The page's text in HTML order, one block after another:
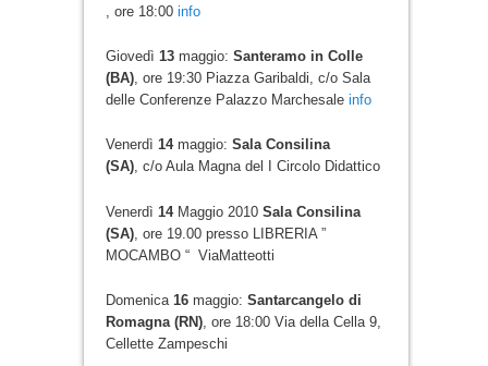
, ore 18:00 info
Giovedì 13maggio: Santeramo in Colle
(BA), ore 19:30 Piazza Garibaldi, c/o Sala
delle Conferenze Palazzo Marchesale info
Venerdì 14maggio: Sala Consilina
(SA), c/o Aula Magna del I Circolo Didattico
Venerdì 14Maggio 2010 Sala Consilina
(SA), ore 19.00 presso LIBRERIA ”
MOCAMBO “ ViaMatteotti
Domenica 16maggio: Santarcangelo di
Romagna (RN), ore 18:00 Via della Cella 9,
Cellette Zampeschi